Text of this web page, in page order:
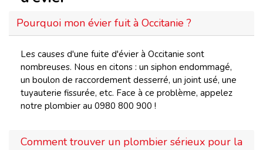
Pourquoi mon évier fuit à Occitanie ?
Les causes d'une fuite d'évier à Occitanie sont
nombreuses. Nous en citons : un siphon endommagé,
un boulon de raccordement desserré, un joint usé, une
tuyauterie fissurée, etc. Face à ce problème, appelez
notre plombier au 0980 800 900 !
Comment trouver un plombier sérieux pour la